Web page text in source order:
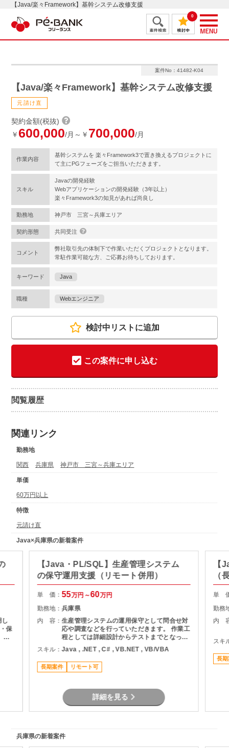
【Java/楽々Framework】基幹システム改修支援
0
案件No：41482-K04
【Java/楽々Framework】基幹システム改修支援
元請け直
契約金額(税抜)
￥ 600,000/月～￥ 700,000/月
作業内容
基幹システムを 楽々Framework3で置き換えるプロジェクトに
て主にPGフェーズをご担当いただきます。
スキル
Javaの開発経験
Webアプリケーションの開発経験（3年以上）
楽々Framework3の知見があれば尚良し
勤務地 神戸市 三宮～兵庫エリア
契約形態 共同受注
コメント
弊社取引先の体制下で作業いただくプロジェクトとなります。
常駐作業可能な方、ご応募お待ちしております。
キーワード Java
職種 Webエンジニア
検討中リストに追加
この案件に申し込む
閲覧履歴
関連リンク
勤務地
関西 兵庫県 神戸市 三宮～兵庫エリア
単価
60万円以上
特徴
元請け直
Java×兵庫県の新着案件
保
【Java・PL/SQL】生産管理システム
の保守運用支援（リモート併用）
単 価：55万円～60万円
勤務地：兵庫県
内 容：生産管理システムの運用保守として問合せ対
応や調査などを行っていただきます。 作業工
程としては詳細設計からテストまでとなって
おります。
スキル：Java , .NET , C# , VB.NET , VB/VBA
長期案件 リモート可
詳細を見る
【
（
単
勤務
内
スキ
長期
兵庫県の新着案件